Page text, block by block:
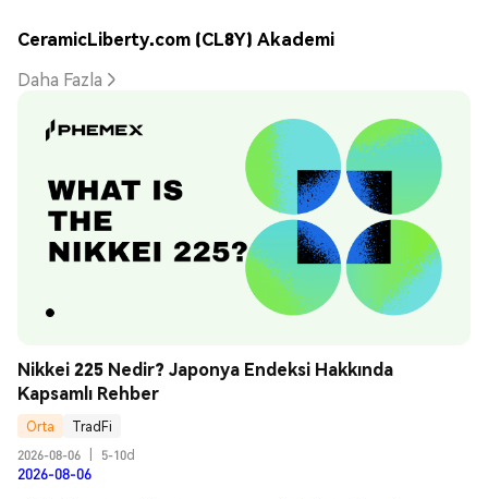
CeramicLiberty.com (CL8Y) Akademi
Daha Fazla
Nikkei 225 Nedir? Japonya Endeksi Hakkında
Kapsamlı Rehber
Orta
TradFi
2026-08-06
5-10d
2026-08-06